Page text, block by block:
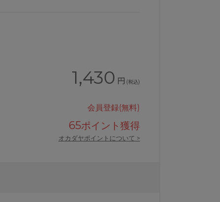
1,430 円 (税込)
会員登録(無料)
65ポイント獲得
オカダヤポイントについて >